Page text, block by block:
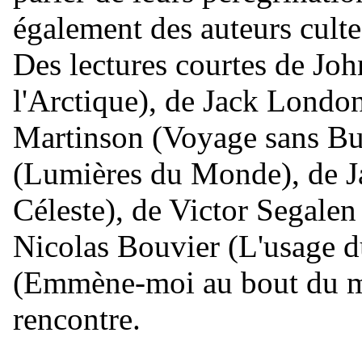
également des auteurs
Des lectures courtes de
l'Arctique), de Jack
Martinson (Voyage sans
(Lumières du Monde), de
Céleste), de Victor
Nicolas Bouvier (L'usage
(Emmène-moi au bout du
rencontre.